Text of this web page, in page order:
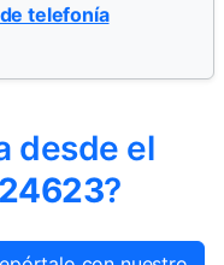
telefonía
desde el
?